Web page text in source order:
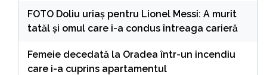
FOTO Doliu uriaș pentru Lionel Messi: A murit
tatăl și omul care i-a condus întreaga carieră
Femeie decedată la Oradea într-un incendiu
care i-a cuprins apartamentul